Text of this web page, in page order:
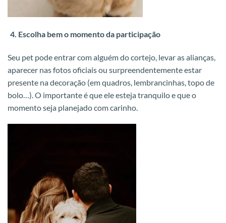
Escolha bem o momento da participação
Seu pet pode entrar com alguém do cortejo, levar as alianças,
aparecer nas fotos oficiais ou surpreendentemente estar
presente na decoração (em quadros, lembrancinhas, topo de
bolo…). O importante é que ele esteja tranquilo e que o
momento seja planejado com carinho.